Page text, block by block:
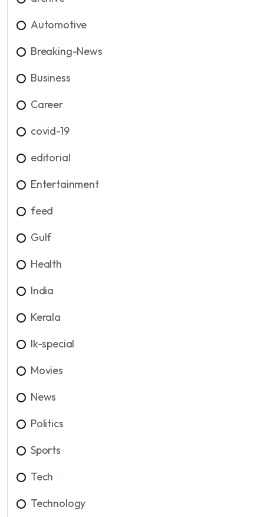
Automotive
Breaking-News
Business
Career
covid-19
editorial
Entertainment
feed
Gulf
Health
India
Kerala
lk-special
Movies
News
Politics
Sports
Tech
Technology